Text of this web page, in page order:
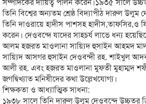
তিনি বিশ্বের অন্যতম শ্রেষ্ঠ বিদ্যাপীঠ দারুল উলুম
তিনি দাওরায়ে হাদীস পাশসহ হাদীস,তাফসির,ও
করেন। দেওবন্দে যাদের সাহচর্য লাভে ধন্য
আলম হজরত মাওলানা সায়্যিদ হুসাইন আহমদ
সায়্যিদ আসগর হুসাইন দেওবন্দী রহ. শাইখুল
আলী রহ. এবং হজরত মাওলানা মুফতী মুহাম্মদ
জগদ্বিখ্যাত মনিষীদের কথা উল্লেখযোগ্য।
শিক্ষকতা ও আধ্যাত্মিক সাধনা:
১৯৩৮ সালে তিনি দারুল উলুম দেওবন্দে উচ্চতর